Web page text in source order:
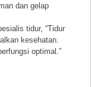
dan gelap
tidur, “Tidur
kesehatan.
optimal.”